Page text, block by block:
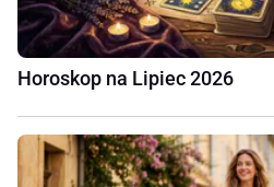
Horoskop na Lipiec 2026